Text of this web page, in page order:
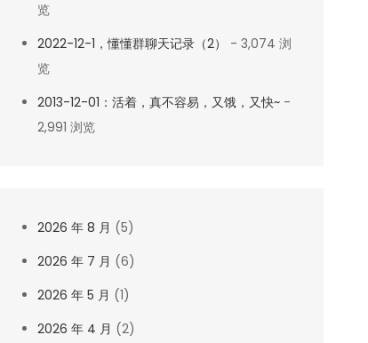
览
2022-12-1，懂懂群聊天记录（2）
- 3,074 浏
览
2013-12-01：活着，真不容易，又饿，又快~-
2,991 浏览
2026 年 8 月 (5)
2026 年 7 月 (6)
2026 年 5 月 (1)
2026 年 4 月 (2)